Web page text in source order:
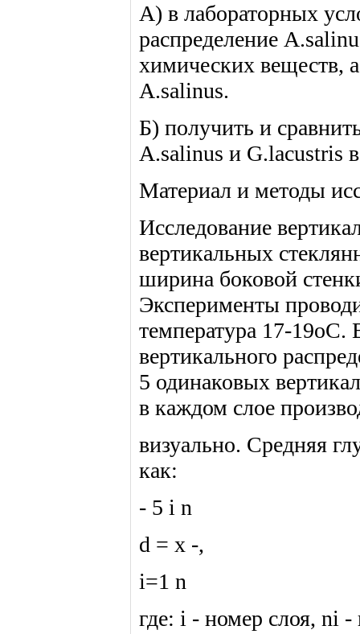
А) в лабораторных
распределение
химических веществ,
A.salinus.
Б) получить и
A.salinus и G.lacustris
Материал и методы
Исследование
вертикальных
ширина боковой
Эксперименты
температура 17-19оС.
вертикального
5 одинаковых
в каждом слое
визуально. Средняя
как:
- 5 i n
d = х -,
i=1 n
где: i - номер слоя, ni -